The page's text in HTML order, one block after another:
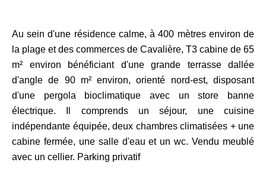
Au sein d'une résidence calme, à 400 mètres environ de
la plage et des commerces de Cavalière, T3 cabine de 65
m² environ bénéficiant d'une grande terrasse dallée
d'angle de 90 m² environ, orienté nord-est, disposant
d'une pergola bioclimatique avec un store banne
électrique. Il comprends un séjour, une cuisine
indépendante équipée, deux chambres climatisées + une
cabine fermée, une salle d'eau et un wc. Vendu meublé
avec un cellier. Parking privatif